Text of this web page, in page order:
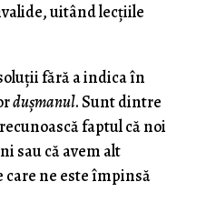
uitând lecţiile
fără a indica în
duşmanul. Sunt dintre
faptul că noi
sau că avem alt
care ne este împinsă